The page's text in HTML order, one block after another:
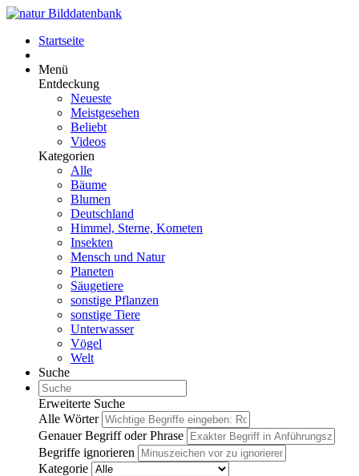
Startseite
Menü
Entdeckung
Neueste
Meistgesehen
Beliebt
Videos
Kategorien
Alle
Bäume
Blumen
Deutschland
Himmel, Sterne, Kometen
Insekten
Mensch und Natur
Planeten
Säugetiere
sonstige Pflanzen
sonstige Tiere
Unterwasser
Vögel
Welt
Suche
Erweiterte Suche
Alle Wörter
Genauer Begriff oder Phrase
Begriffe ignorieren
Kategorie